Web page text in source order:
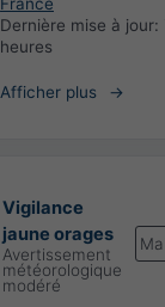
Dernière mise à jour:
heures
Afficher plus
Vigilance
jaune orages
Avertissement
météorologique
modéré